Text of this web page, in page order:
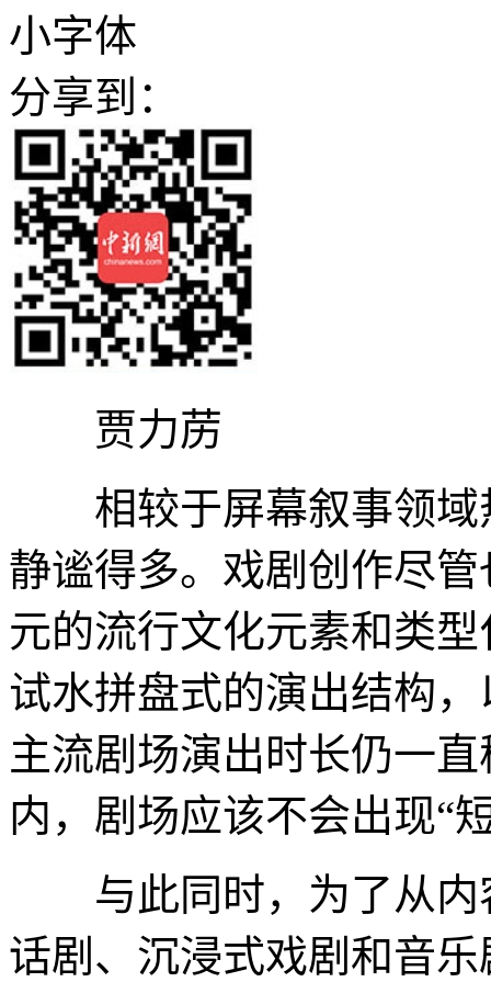
小字体
分享到：
贾力苈
相较于屏幕叙事领域
静谧得多。戏剧创作尽
元的流行文化元素和类
试水拼盘式的演出结构
主流剧场演出时长仍一
内，剧场应该不会出现“
与此同时，为了从内
话剧、沉浸式戏剧和音